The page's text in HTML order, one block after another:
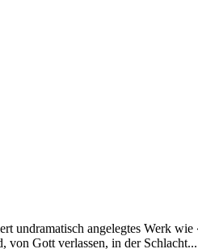
undramatisch angelegtes Werk
von Gott verlassen, in der Schlacht...